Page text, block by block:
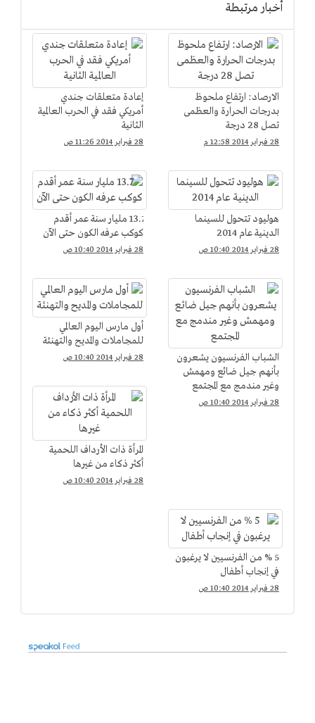
أخبار مرتبطة
الارصاد: ارتفاع ملحوظ
بدرجات الحرارة والعظمى
تصل 28 درجة
28 فبراير 2014 12:58 م
إعادة متعلقات جندي
أمريكي فقد في الحرب العالمية
الثانية
28 فبراير 2014 11:26 ص
هوليود تتحول للسينما
الدينية عام 2014
28 فبراير 2014 10:40 ص
13.7 مليار سنة عمر أقدم
كوكب عرفه الكون حتى الآن
28 فبراير 2014 10:40 ص
الشباب الفرنسيون يشعرون
بأنهم جيل ضائع ومهمش
وغير مندمج مع المجتمع
28 فبراير 2014 10:40 ص
أول مارس اليوم العالمي
للمجاملات والمديح والتهنئة
28 فبراير 2014 10:40 ص
المرأة ذات الأرداف اللحمية
أكثر ذكاء من غيرها
28 فبراير 2014 10:40 ص
5 % من الفرنسيين لا يرغبون
في إنجاب أطفال
28 فبراير 2014 10:40 ص